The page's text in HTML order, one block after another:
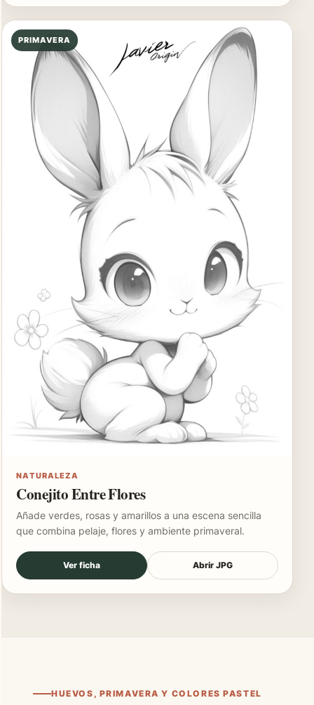
PRIMAVERA
NATURALEZA
Conejito Entre Flores
Añade verdes, rosas y amarillos a una escena sencilla
que combina pelaje, flores y ambiente primaveral.
Ver ficha Abrir JPG
HUEVOS, PRIMAVERA Y COLORES PASTEL